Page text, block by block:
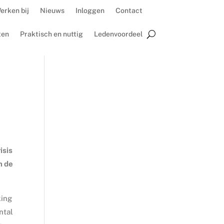
bij Nieuws Inloggen Contact
Praktisch en nuttig Ledenvoordeel
de